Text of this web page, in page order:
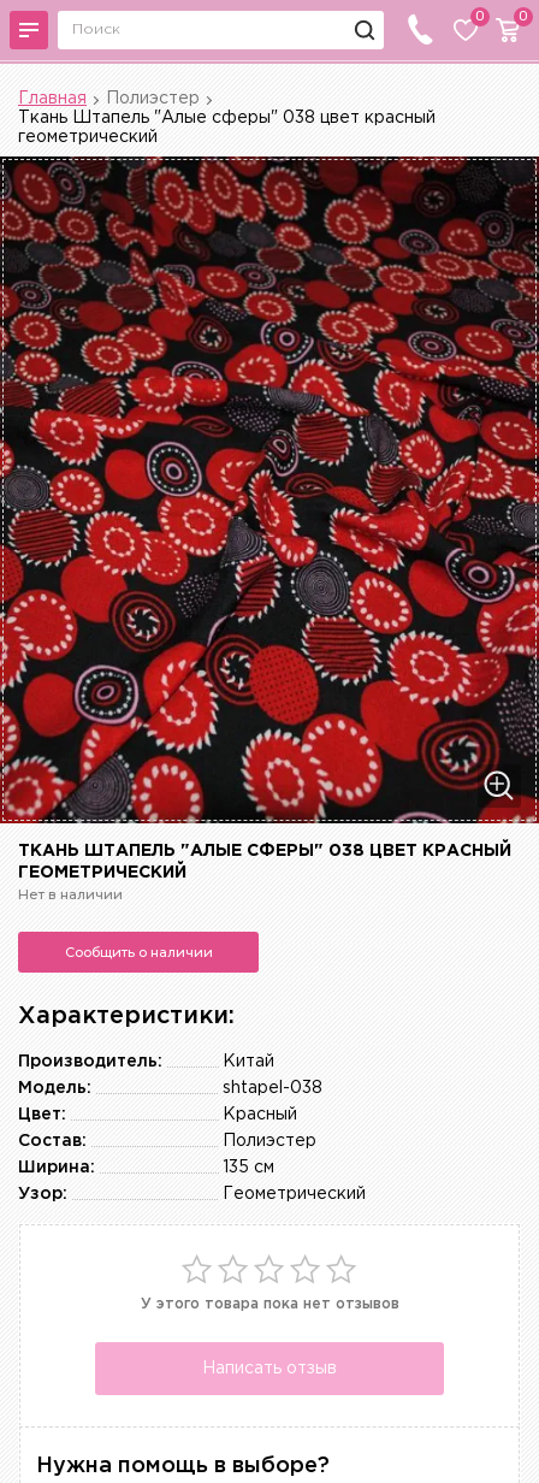
0 0
Главная
Полиэстер
Ткань Штапель "Алые сферы" 038 цвет красный
геометрический
ТКАНЬ ШТАПЕЛЬ "АЛЫЕ СФЕРЫ" 038 ЦВЕТ КРАСНЫЙ
ГЕОМЕТРИЧЕСКИЙ
Нет в наличии
Сообщить о наличии
Характеристики:
Китай
Производитель:
shtapel-038
Модель:
Красный
Цвет:
Полиэстер
Состав:
135 см
Ширина:
Геометрический
Узор:
У этого товара пока нет отзывов
Написать отзыв
Нужна помощь в выборе?